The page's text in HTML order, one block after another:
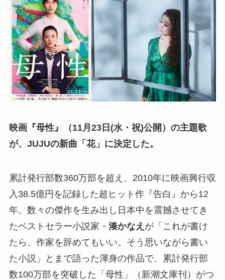
映画『母性』（11月23日(水・祝)公開）の主題歌
が、JUJUの新曲「花」に決定した。
累計発行部数360万部を超え、2010年に映画興行収
入38.5億円を記録した超ヒット作『告白』から12
年。数々の傑作を生み出し日本中を震撼させてき
たベストセラー小説家・ 湊かなえ が「これが書け
たら、作家を辞めてもいい。そう思いながら書い
た小説」とまで語った渾身の作品で、累計発行部
数100万部を突破した「母性」（新潮文庫刊）がつ